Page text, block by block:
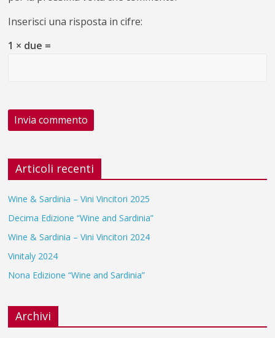
Inserisci una risposta in cifre:
1 × due =
Articoli recenti
Wine & Sardinia – Vini Vincitori 2025
Decima Edizione “Wine and Sardinia”
Wine & Sardinia – Vini Vincitori 2024
Vinitaly 2024
Nona Edizione “Wine and Sardinia”
Archivi